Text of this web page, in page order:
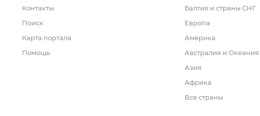
Контакты
Поиск
Карта портала
Помощь
Балтия и страны СНГ
Европа
Америка
Австралия и Океания
Азия
Африка
Все страны